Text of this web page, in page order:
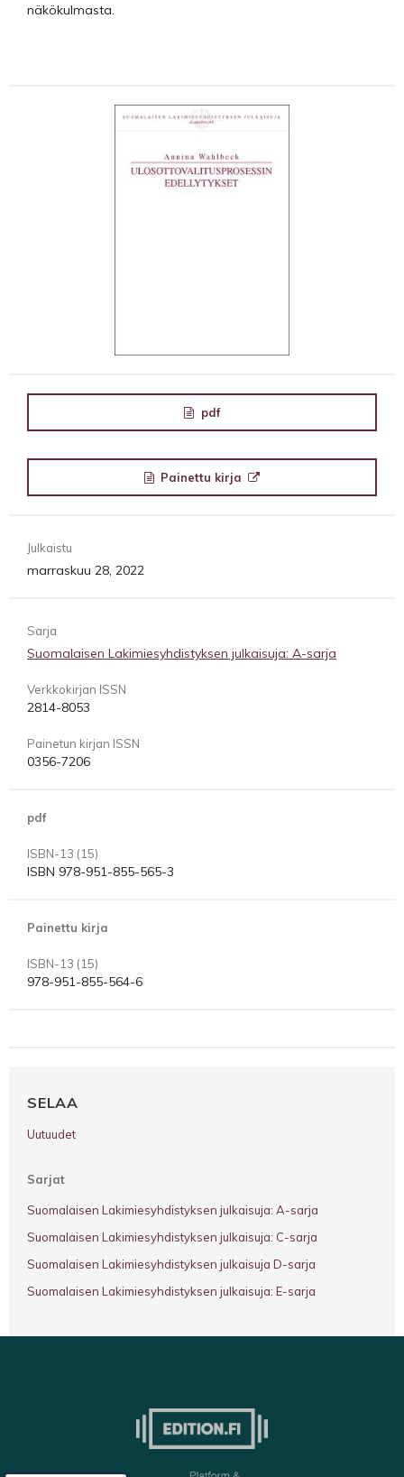
näkökulmasta.
pdf
Painettu kirja
Julkaistu
marraskuu 28, 2022
Sarja
Suomalaisen Lakimiesyhdistyksen julkaisuja: A-sarja
Verkkokirjan ISSN
2814-8053
Painetun kirjan ISSN
0356-7206
pdf
ISBN-13 (15)
ISBN 978-951-855-565-3
Painettu kirja
ISBN-13 (15)
978-951-855-564-6
SELAA
Uutuudet
Sarjat
Suomalaisen Lakimiesyhdistyksen julkaisuja: A-sarja
Suomalaisen Lakimiesyhdistyksen julkaisuja: C-sarja
Suomalaisen Lakimiesyhdistyksen julkaisuja D-sarja
Suomalaisen Lakimiesyhdistyksen julkaisuja: E-sarja